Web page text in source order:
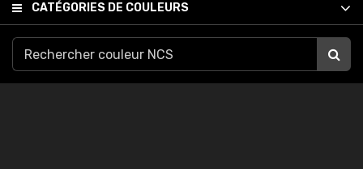
CATÉGORIES DE COULEURS